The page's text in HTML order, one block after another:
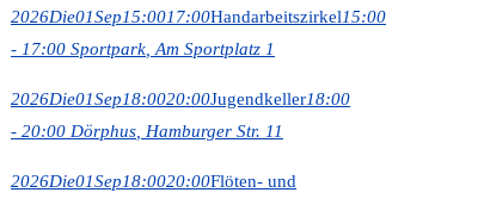
2026Die01Sep15:0017:00Handarbeitszirkel15:00
- 17:00 Sportpark , Am Sportplatz 1
2026Die01Sep18:0020:00Jugendkeller18:00
- 20:00 Dörphus , Hamburger Str. 11
2026Die01Sep18:0020:00Flöten- und